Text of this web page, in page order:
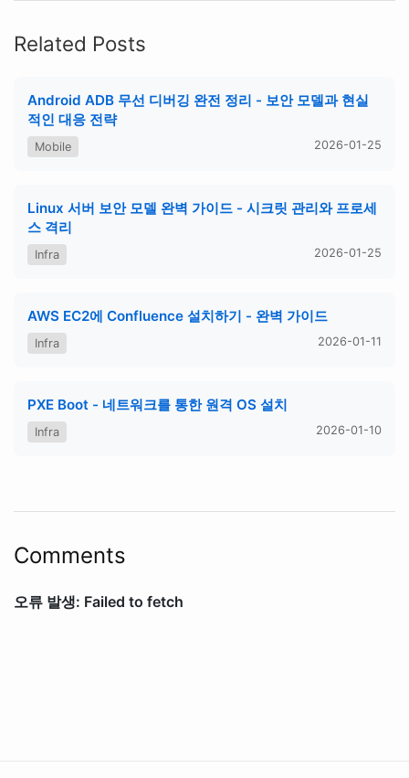
Related Posts
Android ADB 무선 디버깅 완전 정리 - 보안 모델과 현실
적인 대응 전략
Mobile 2026-01-25
Linux 서버 보안 모델 완벽 가이드 - 시크릿 관리와 프로세
스 격리
Infra 2026-01-25
AWS EC2에 Confluence 설치하기 - 완벽 가이드
Infra 2026-01-11
PXE Boot - 네트워크를 통한 원격 OS 설치
Infra 2026-01-10
Comments